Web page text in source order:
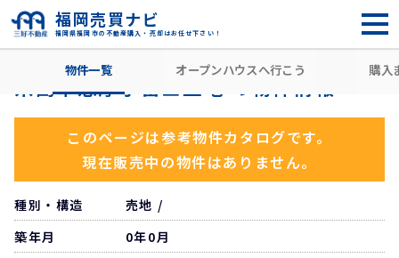
福岡県福岡市の不動産購入・売却はお任せ下さい！
福岡売買ナビ
住所から探す 糸島市
物件一覧 オープンハウスへ行こう 購入
糸島市志摩小富士土地 の物件情報
このページは参考物件カタログです。
現在販売中の物件はありません。
種別・構造
売地 /
築年月
0年0月